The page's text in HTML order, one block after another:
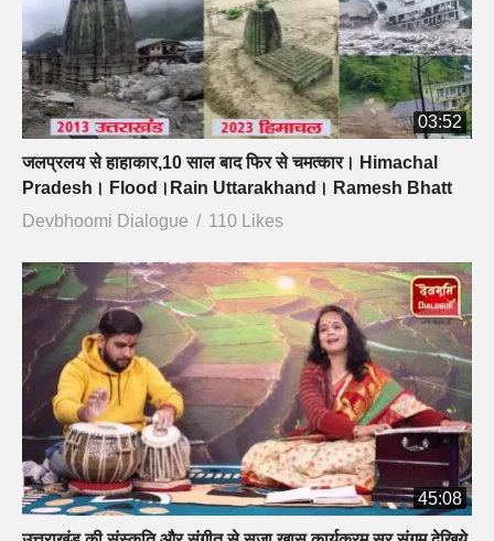
03:52
जलप्रलय से हाहाकार,10 साल बाद फिर से चमत्कार। Himachal
Pradesh। Flood।Rain Uttarakhand। Ramesh Bhatt
Devbhoomi Dialogue
110 Likes
45:08